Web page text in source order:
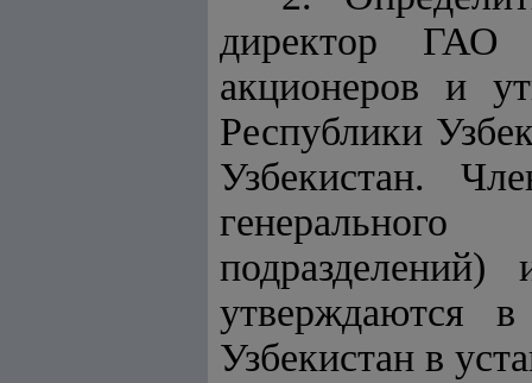
директор
акционеров и
Республики
Узбекистан.
утверждаются
Узбекистан в